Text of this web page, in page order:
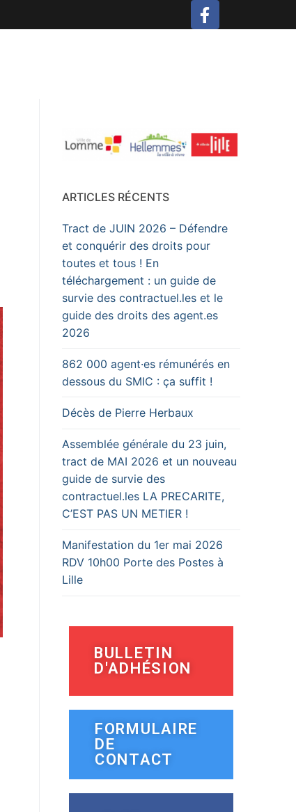
ARTICLES RÉCENTS
Tract de JUIN 2026 – Défendre
et conquérir des droits pour
toutes et tous ! En
téléchargement : un guide de
survie des contractuel.les et le
guide des droits des agent.es
2026
862 000 agent·es rémunérés en
dessous du SMIC : ça suffit !
Décès de Pierre Herbaux
Assemblée générale du 23 juin,
tract de MAI 2026 et un nouveau
guide de survie des
contractuel.les LA PRECARITE,
C’EST PAS UN METIER !
Manifestation du 1er mai 2026
RDV 10h00 Porte des Postes à
Lille
BULLETIN
D'ADHÉSION
FORMULAIRE
DE
CONTACT